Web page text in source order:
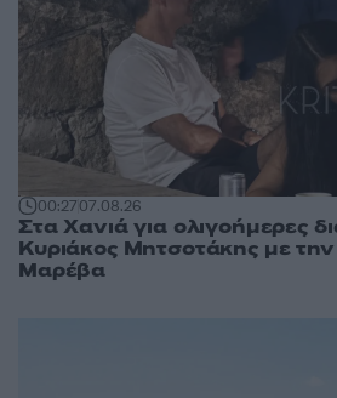
00:2707.08.26
Στα Χανιά για ολιγοήμερες
Κυριάκος Μητσοτάκης με
Μαρέβα